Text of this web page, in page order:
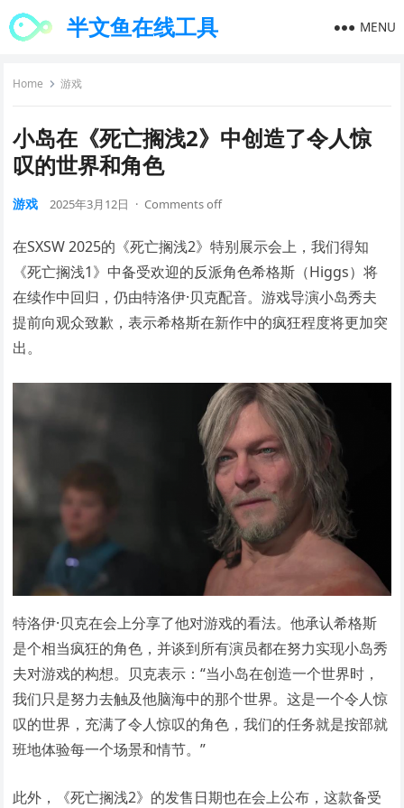
半文鱼在线工具 MENU
Home 游戏
小岛在《死亡搁浅2》中创造了令人惊
叹的世界和角色
游戏 2025年3月12日 · Comments off
在SXSW 2025的《死亡搁浅2》特别展示会上，我们得知
《死亡搁浅1》中备受欢迎的反派角色希格斯（Higgs）将
在续作中回归，仍由特洛伊·贝克配音。游戏导演小岛秀夫
提前向观众致歉，表示希格斯在新作中的疯狂程度将更加突
出。
特洛伊·贝克在会上分享了他对游戏的看法。他承认希格斯
是个相当疯狂的角色，并谈到所有演员都在努力实现小岛秀
夫对游戏的构想。贝克表示：“当小岛在创造一个世界时，
我们只是努力去触及他脑海中的那个世界。这是一个令人惊
叹的世界，充满了令人惊叹的角色，我们的任务就是按部就
班地体验每一个场景和情节。”
此外，《死亡搁浅2》的发售日期也在会上公布，这款备受